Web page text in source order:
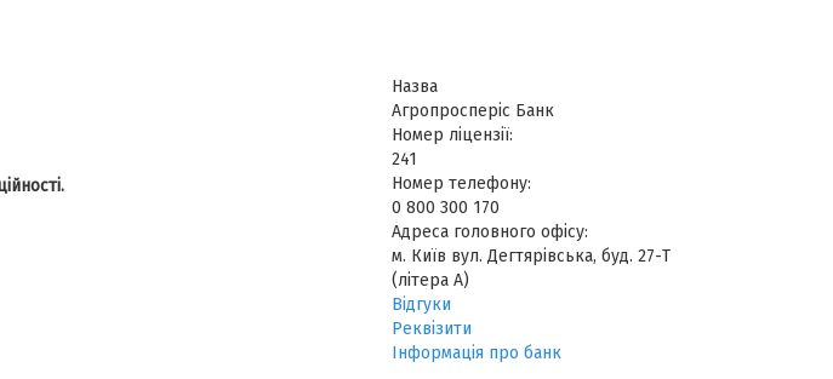
Назва
Агропросперіс Банк
Номер ліцензії:
241
Номер телефону:
0 800 300 170
Адреса головного офісу:
м. Київ вул. Дегтярівська, буд. 27-Т
(літера А)
Відгуки
Реквізити
Інформація про банк